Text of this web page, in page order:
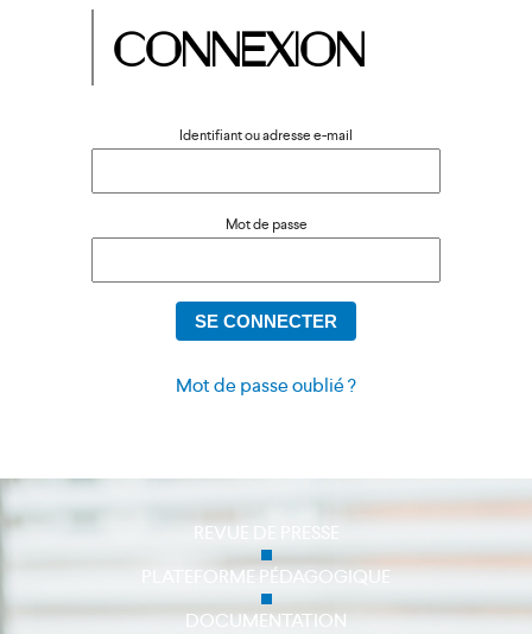
CONNEXION
Identifiant ou adresse e-mail
Mot de passe
Mot de passe oublié ?
REVUE DE PRESSE
PLATEFORME PÉDAGOGIQUE
DOCUMENTATION